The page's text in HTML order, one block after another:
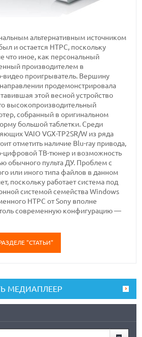
альтернативным источником
и остается HTPC, поскольку
что иное, как персональный
производителем в
видео проигрыватель. Вершину
продемонстрировала
этой весной устройство
высокопроизводительный
собранный в оригинальном
большой таблетки. Среди
VAIO VGX-TP2SR/W из ряда
отметить наличие Blu-ray привода,
цифровой ТВ-тюнер и возможность
обычного пульта ДУ. Проблем с
или иного типа файлов в данном
поскольку работает система под
системой семейства Windows
HTPC от Sony вполне
современную конфигурацию —
"СТАТЬИ"
МЕДИАПЛЕЕР